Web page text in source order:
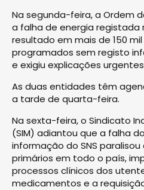
Na segunda-feira, a Ordem
a falha de energia
resultado em mais de 150
programados sem registo
e exigiu explicações urgentes
As duas entidades têm
a tarde de quarta-feira.
Na sexta-feira, o Sindicato
(SIM) adiantou que a falha
informação do SNS
primários em todo o país,
processos clínicos dos
medicamentos e a